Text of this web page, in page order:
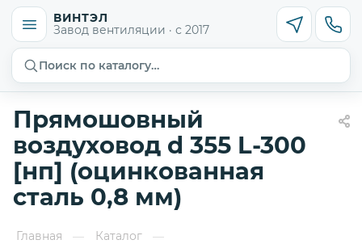
ВИНТЭЛ
Завод вентиляции · с 2017
Поиск по каталогу…
Прямошовный
воздуховод d 355 L-300
[нп] (оцинкованная
сталь 0,8 мм)
Главная — Каталог —